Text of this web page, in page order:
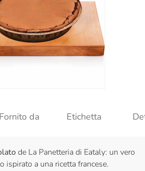
Fornito da Etichetta
de La Panetteria di Eataly: un vero
ispirato a una ricetta francese.